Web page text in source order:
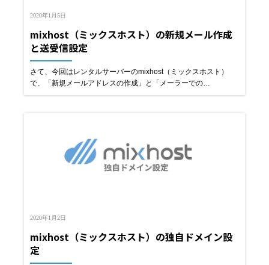
2020年1月5日
mixhost（ミックスホスト）の新規メール作成
と送受信設定
さて、今回はレンタルサーバーのmixhost（ミックスホスト）
で、「新規メールアドレスの作成」と「メーラーでの…
2020年1月2日
mixhost（ミックスホスト）の独自ドメイン設
定